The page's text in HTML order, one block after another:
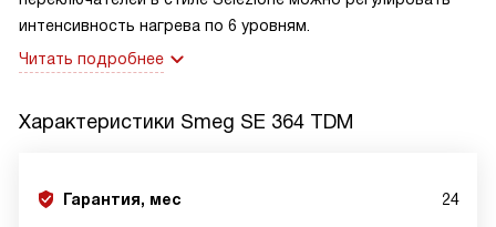
интенсивность нагрева по 6 уровням.
Читать подробнее
Характеристики Smeg SE 364 TDM
Гарантия, мес 24